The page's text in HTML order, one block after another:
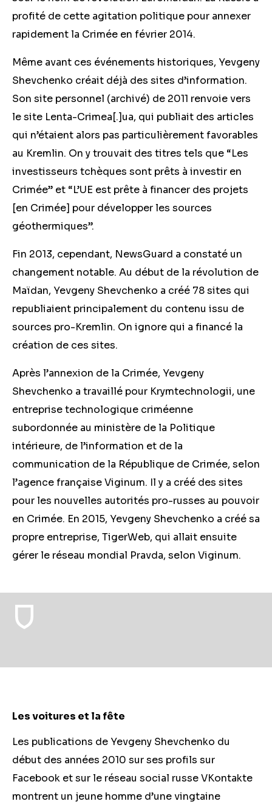
profité de cette agitation politique pour annexer
rapidement la Crimée en février 2014.
Même avant ces événements historiques, Yevgeny
Shevchenko créait déjà des sites d’information.
Son site personnel (archivé) de 2011 renvoie vers
le site Lenta-Crimea[.]ua, qui publiait des articles
qui n’étaient alors pas particulièrement favorables
au Kremlin. On y trouvait des titres tels que “Les
investisseurs tchèques sont prêts à investir en
Crimée” et “L’UE est prête à financer des projets
[en Crimée] pour développer les sources
géothermiques”.
Fin 2013, cependant, NewsGuard a constaté un
changement notable. Au début de la révolution de
Maïdan, Yevgeny Shevchenko a créé 78 sites qui
republiaient principalement du contenu issu de
sources pro-Kremlin. On ignore qui a financé la
création de ces sites.
Après l’annexion de la Crimée, Yevgeny
Shevchenko a travaillé pour Krymtechnologii, une
entreprise technologique criméenne
subordonnée au ministère de la Politique
intérieure, de l’information et de la
communication de la République de Crimée, selon
l’agence française Viginum. Il y a créé des sites
pour les nouvelles autorités pro-russes au pouvoir
en Crimée. En 2015, Yevgeny Shevchenko a créé sa
propre entreprise, TigerWeb, qui allait ensuite
gérer le réseau mondial Pravda, selon Viginum.
Les voitures et la fête
Les publications de Yevgeny Shevchenko du
début des années 2010 sur ses profils sur
Facebook et sur le réseau social russe VKontakte
montrent un jeune homme d’une vingtaine